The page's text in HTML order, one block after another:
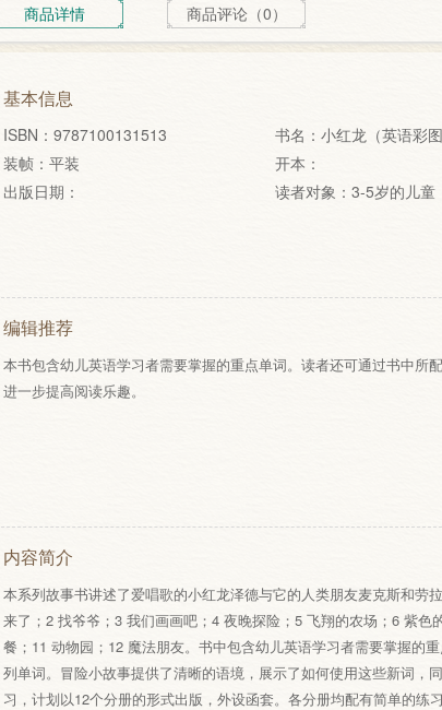
商品详情 商品评论（0）
基本信息
ISBN：9787100131513 书名：小红龙（英语彩图
装帧：平装
开本：
出版日期：
读者对象：3-5岁的儿童
编辑推荐
本书包含幼儿英语学习者需要掌握的重点单词。读者还可通过书中所
进一步提高阅读乐趣。
内容简介
本系列故事书讲述了爱唱歌的小红龙泽德与它的人类朋友麦克斯和劳
来了；2 找爷爷；3 我们画画吧；4 夜晚探险；5 飞翔的农场；6 紫
餐；11 动物园；12 魔法朋友。书中包含幼儿英语学习者需要掌握的
列单词。冒险小故事提供了清晰的语境，展示了如何使用这些新词，
习，计划以12个分册的形式出版，外设函套。各分册均配有简单的练